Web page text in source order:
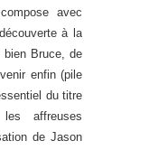
avec
à la
bien Bruce, de
enfin (pile
du titre
les affreuses
de Jason